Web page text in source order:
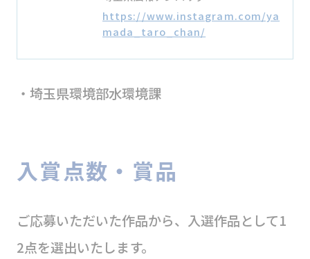
https://www.instagram.com/ya
mada_taro_chan/
・埼玉県環境部水環境課
入賞点数・賞品
ご応募いただいた作品から、入選作品として1
2点を選出いたします。